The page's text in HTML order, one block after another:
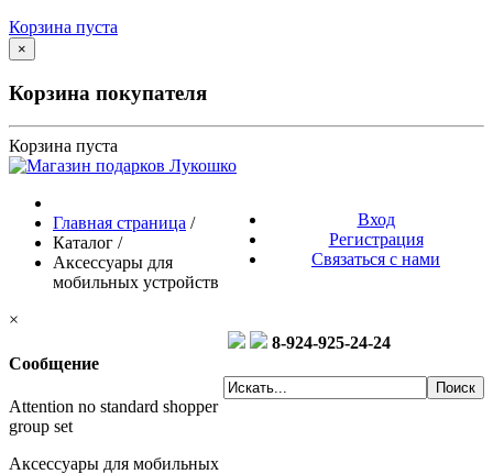
Корзина пуста
×
Корзина покупателя
Корзина пуста
Вход
Регистрация
Связаться с нами
8-924-925-24-24
Главная страница /
Каталог /
Аксессуары для
мобильных устройств
×
Сообщение
Attention no standard shopper
group set
Аксессуары для мобильных